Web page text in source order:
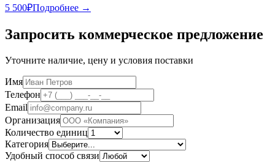
5 500₽Подробнее →
Запросить коммерческое предложение
Уточните наличие, цену и условия поставки
Имя
Телефон
Email
Организация
Количество единиц
Категория
Удобный способ связи